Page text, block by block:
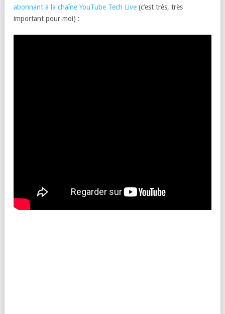
abonnant à la chaîne YouTube Tech Live (c’est très, très
important pour moi) :